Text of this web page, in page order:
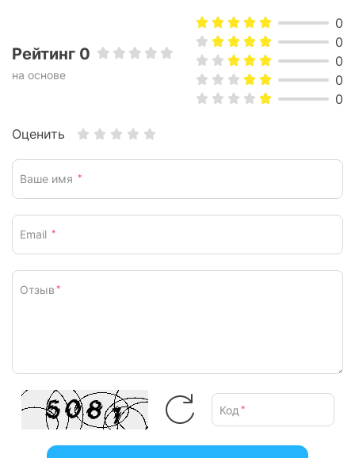
Рейтинг 0
на основе
0
0
0
0
0
Оценить
Ваше имя *
Email *
Отзыв *
Код *